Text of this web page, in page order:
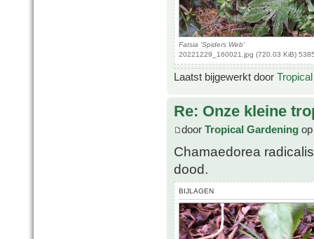
Fatsia 'Spiders Web'
20221229_160021.jpg (720.03 KiB)
Laatst bijgewerkt door
Re: Onze kleine
door Tropical Gardening
Chamaedorea
dood.
BIJLAGEN